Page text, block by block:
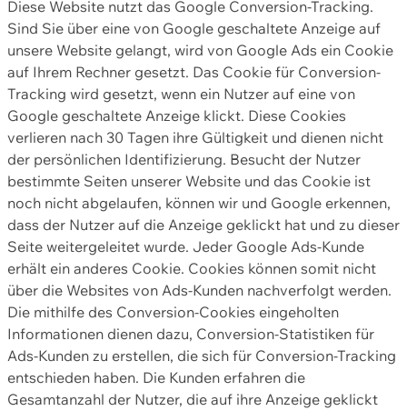
Diese Website nutzt das Google Conversion-Tracking.
Sind Sie über eine von Google geschaltete Anzeige auf
unsere Website gelangt, wird von Google Ads ein Cookie
auf Ihrem Rechner gesetzt. Das Cookie für Conversion-
Tracking wird gesetzt, wenn ein Nutzer auf eine von
Google geschaltete Anzeige klickt. Diese Cookies
verlieren nach 30 Tagen ihre Gültigkeit und dienen nicht
der persönlichen Identifizierung. Besucht der Nutzer
bestimmte Seiten unserer Website und das Cookie ist
noch nicht abgelaufen, können wir und Google erkennen,
dass der Nutzer auf die Anzeige geklickt hat und zu dieser
Seite weitergeleitet wurde. Jeder Google Ads-Kunde
erhält ein anderes Cookie. Cookies können somit nicht
über die Websites von Ads-Kunden nachverfolgt werden.
Die mithilfe des Conversion-Cookies eingeholten
Informationen dienen dazu, Conversion-Statistiken für
Ads-Kunden zu erstellen, die sich für Conversion-Tracking
entschieden haben. Die Kunden erfahren die
Gesamtanzahl der Nutzer, die auf ihre Anzeige geklickt